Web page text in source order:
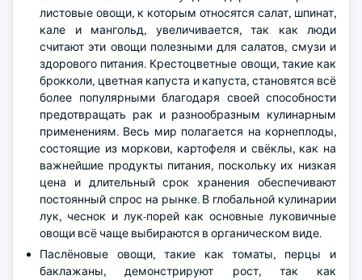
листовые овощи, к которым относятся салат, шпинат,
кале и мангольд, увеличивается, так как люди
считают эти овощи полезными для салатов, смузи и
здорового питания. Крестоцветные овощи, такие как
брокколи, цветная капуста и капуста, становятся всё
более популярными благодаря своей способности
предотвращать рак и разнообразным кулинарным
применениям. Весь мир полагается на корнеплоды,
состоящие из моркови, картофеля и свёклы, как на
важнейшие продукты питания, поскольку их низкая
цена и длительный срок хранения обеспечивают
постоянный спрос на рынке. В глобальной кулинарии
лук, чеснок и лук-порей как основные луковичные
овощи всё чаще выбираются в органическом виде.
Паслёновые овощи, такие как томаты, перцы и
баклажаны, демонстрируют рост, так как